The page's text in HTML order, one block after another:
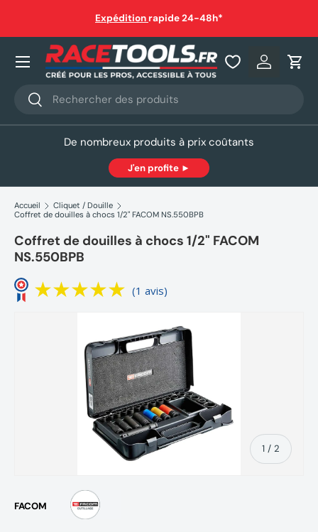
Aller au contenu
Expédition rapide 24-48h*
Recherche
Rechercher
Se
Nos produits
De nombreux produits à prix coûtants
J'en profite ►
Accueil
Cliquet / Douille
Coffret de douilles à chocs 1/2" FACOM NS.550BPB
Coffret de douilles à chocs 1/2" FACOM
NS.550BPB
(1 avis)
1 / de
2
FACOM